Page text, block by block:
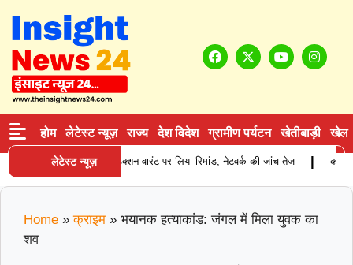
होम लेटेस्ट न्यूज़ राज्य देश विदेश ग्रामीण पर्यटन खेतीबाड़ी खेल
लेटेस्ट न्यूज़
करने वाले आरोपी को प्रोडक्शन वारंट पर लिया रिमांड, नेटवर्क की जांच तेज करनाल
Home » क्राइम »भयानक हत्याकांड: जंगल में मिला युवक का
शव